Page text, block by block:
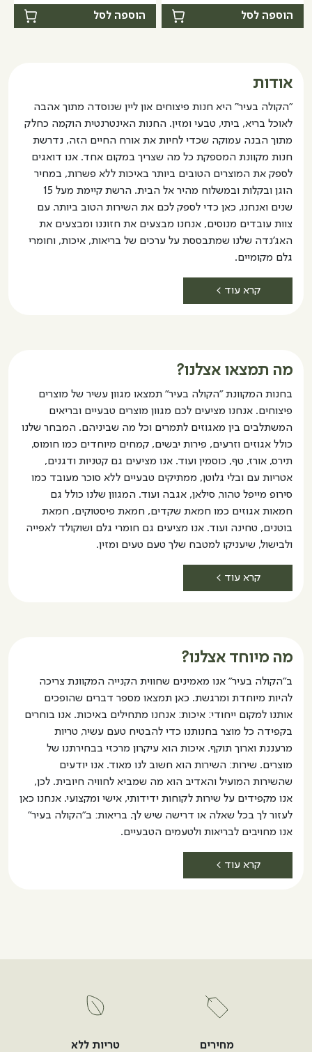
מחית
קארי
גרם
הוספה לסל
סקיני
פסטה
הוספה לסל
אודות
"הקולה בעיר" היא חנות פיצוחים און ליין שנוסדה מתוך אהבה
לאוכל בריא, ביתי, טבעי ומזין. החנות האינטרנטית הוקמה כחלק
מתוך הבנה עמוקה שכדי לחיות את אורח החיים הזה, נדרשת
חנות מקוונת המספקת כל מה שצריך במקום אחד. אנו דואגים
לספק את המוצרים הטובים ביותר באיכות ללא פשרות, במחיר
הוגן ובקלות ובמשלוח מהיר אל הבית. הרשת קיימת מעל 15
שנים ואנחנו, כאן כדי לספק לכם את השירות הטוב ביותר. עם
צוות עובדים מנוסים, אנחנו מבצעים את חזוננו ומבצעים את
האג'נדה שלנו שמתבססת על ערכים של בריאות, איכות, וחומרי
גלם מקומיים.
קרא עוד >
מה תמצאו אצלנו?
בחנות המקוונת "הקולה בעיר" תמצאו מגוון עשיר של מוצרים
פיצוחים. אנחנו מציעים לכם מגוון מוצרים טבעיים ובריאים
המשתלבים בין מאגוזים לתמרים וכל מה שביניהם. המבחר שלנו
כולל אגוזים וזרעים, פירות יבשים, קמחים מיוחדים כמו חומוס,
תירס, אורז, טף, כוסמין ועוד. אנו מציעים גם קטניות ודגנים,
אטריות עם ובלי גלוטן, ממתיקים טבעיים ללא סוכר מעובד כמו
סירופ מייפל טהור, סילאן, אגבה ועוד. המגוון שלנו כולל גם
חמאות אגוזים כמו חמאת שקדים, חמאת פיסטוקים, חמאת
בוטנים, טחינה ועוד. אנו מציעים גם חומרי גלם ושוקולד לאפייה
ולבישול, שיעניקו למטבח שלך טעם טעים ומזין.
קרא עוד >
מה מיוחד אצלנו?
ב"הקולה בעיר" אנו מאמינים שחווית הקנייה המקוונת צריכה
להיות מיוחדת ומרגשת. כאן תמצאו מספר דברים שהופכים
אותנו למקום ייחודי: איכות: אנחנו מתחילים באיכות. אנו בוחרים
בקפידה כל מוצר בחנותנו כדי להבטיח טעם עשיר, טריות
מרעננת וארוך תוקף. איכות הוא עיקרון מרכזי בבחירתנו של
מוצרים. שירות: השירות הוא חשוב לנו מאוד. אנו יודעים
שהשירות המועיל והאדיב הוא מה שמביא לחוויה חיובית. לכן,
אנו מקפידים על שירות לקוחות ידידותי, אישי ומקצועי. אנחנו כאן
לעזור לך בכל שאלה או דרישה שיש לך. בריאות: ב"הקולה בעיר"
אנו מחויבים לבריאות ולטעמים הטבעיים.
קרא עוד >
מחירים
טריות ללא